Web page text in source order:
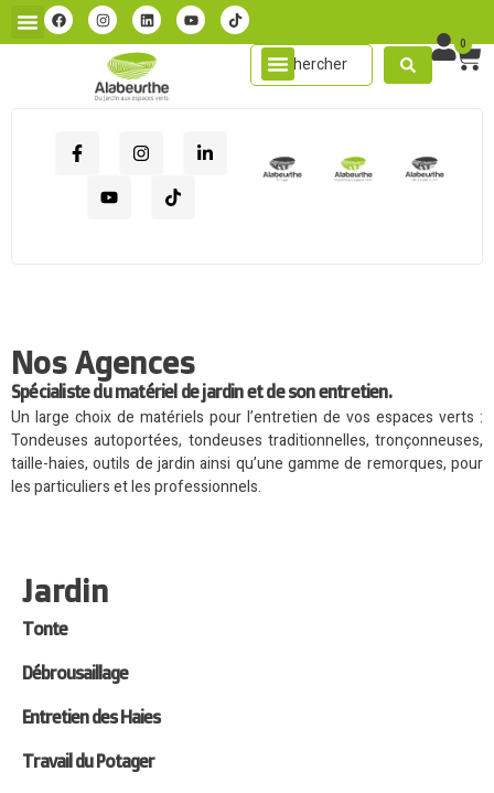
0
Nos Agences
Spécialiste du matériel de jardin et de son entretien.
Un large choix de matériels pour l’entretien de vos espaces verts :
Tondeuses autoportées, tondeuses traditionnelles, tronçonneuses,
taille-haies, outils de jardin ainsi qu’une gamme de remorques, pour
les particuliers et les professionnels.
Jardin
Tonte
Débrousaillage
Entretien des Haies
Travail du Potager